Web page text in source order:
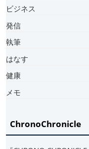
ビジネス
発信
執筆
はなす
健康
メモ
ChronoChronicle